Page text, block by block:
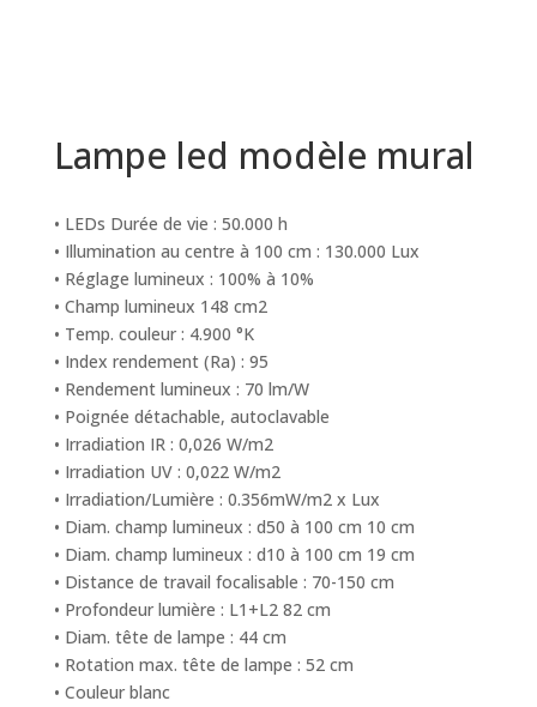
Lampe led modèle mural
• LEDs Durée de vie : 50.000 h
• Illumination au centre à 100 cm : 130.000 Lux
• Réglage lumineux : 100% à 10%
• Champ lumineux 148 cm2
• Temp. couleur : 4.900 °K
• Index rendement (Ra) : 95
• Rendement lumineux : 70 lm/W
• Poignée détachable, autoclavable
• Irradiation IR : 0,026 W/m2
• Irradiation UV : 0,022 W/m2
• Irradiation/Lumière : 0.356mW/m2 x Lux
• Diam. champ lumineux : d50 à 100 cm 10 cm
• Diam. champ lumineux : d10 à 100 cm 19 cm
• Distance de travail focalisable : 70-150 cm
• Profondeur lumière : L1+L2 82 cm
• Diam. tête de lampe : 44 cm
• Rotation max. tête de lampe : 52 cm
• Couleur blanc